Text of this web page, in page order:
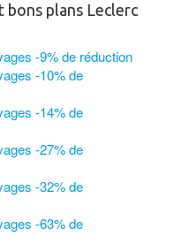
bons plans Leclerc
-9% de réduction
-10% de
-14% de
-27% de
-32% de
-63% de